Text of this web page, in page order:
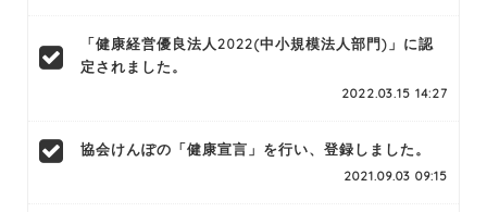
「健康経営優良法人2022(中小規模法人部門)」に認
定されました。
2022.03.15 14:27
協会けんぽの「健康宣言」を行い、登録しました。
2021.09.03 09:15